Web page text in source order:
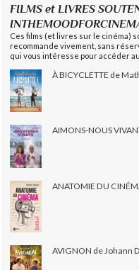
FILMS et LIVRES
Ces films (et livres sur le cinéma)
recommande vivement, sans
qui vous intéresse pour accéder
À BICYCLETTE de
AIMONS-NOUS
ANATOMIE DU
AVIGNON de Johann